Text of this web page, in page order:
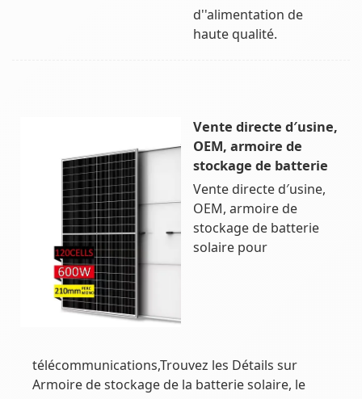
d''alimentation de
haute qualité.
Vente directe d′usine,
OEM, armoire de
stockage de batterie
Vente directe d′usine,
OEM, armoire de
stockage de batterie
solaire pour
télécommunications,Trouvez les Détails sur
Armoire de stockage de la batterie solaire, le